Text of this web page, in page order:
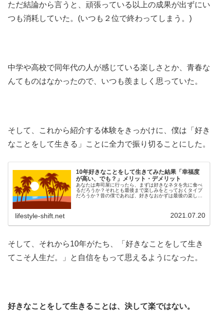
ただ結論から言うと、頑張っている以上の成果が出ずにい
つも消耗していた。(いつも２位で終わってしまう。)
中学や高校で同年代の人が感じている楽しさとか、青春な
んてものはなかったので、いつも羨ましく思っていた。
そして、これから紹介する体験をきっかけに、僕は「好き
なことをして生きる」ことに全力で振り切ることにした。
10年好きなことをして生きてみた結果「幸福度
が高い、でも？」メリット・デメリット
あなたは寿司屋に行ったら、まずは好きなネタを先に食べ
るだろうか？それとも最後まで楽しみをとっておくタイプ
だろうか？昔の僕であれば、好きなおかずは最後の楽しみ
lifestyle-shift.net 2021.07.20
そして、それから10年がたち、「好きなことをして生き
てこそ人生だ。」と自信をもって思えるようになった。
好きなことをして生きることは、決して楽ではない。